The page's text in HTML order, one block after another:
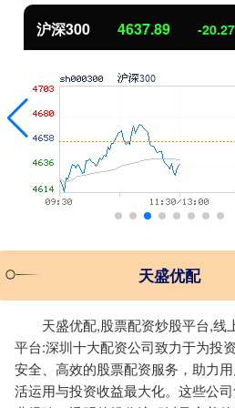
沪深300 4637.89 -20.27
天盛优配
天盛优配,股票配资炒股平台,线
平台:深圳十大配资公司致力于为投资
安全、高效的股票配资服务，助力
活运用与投资收益最大化。这些公